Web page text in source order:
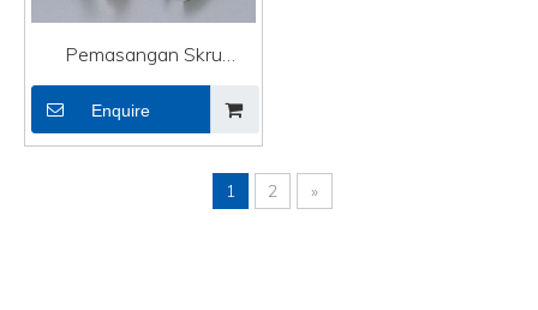
Pemasangan Skru
Pemegang Pengikat
Kabel Berkualiti Tinggi
Kawat Elektrik SCP-20
Enquire
1 2 »